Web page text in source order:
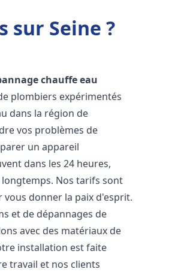
Seine ?
chauffe eau
plombiers expérimentés
dans la région de
vos problèmes de
un appareil
dans les 24 heures,
Nos tarifs sont
donner la paix d'esprit.
et de dépannages de
avec des matériaux de
installation est faite
travail et nos clients